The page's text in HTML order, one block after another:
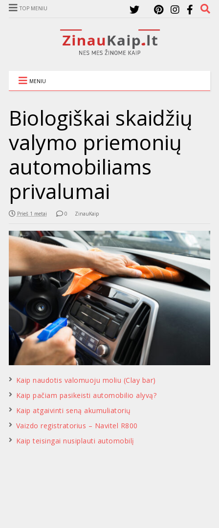
TOP MENIU
MENIU
Biologiškai skaidžių
valymo priemonių
automobiliams
privalumai
Prieš 1 metai 0 ZinauKaip
Kaip naudotis valomuoju moliu (Clay bar)
Kaip pačiam pasikeisti automobilio alyvą?
Kaip atgaivinti seną akumuliatorių
Vaizdo registratorius – Navitel R800
Kaip teisingai nusiplauti automobilį